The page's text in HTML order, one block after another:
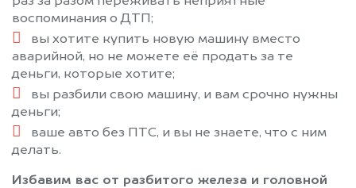
воспоминания о ДТП;
вы хотите купить новую машину вместо
аварийной, но не можете её продать за те
деньги, которые хотите;
вы разбили свою машину, и вам срочно нужны
деньги;
ваше авто без ПТС, и вы не знаете, что с ним
делать.
Избавим вас от разбитого железа и головной